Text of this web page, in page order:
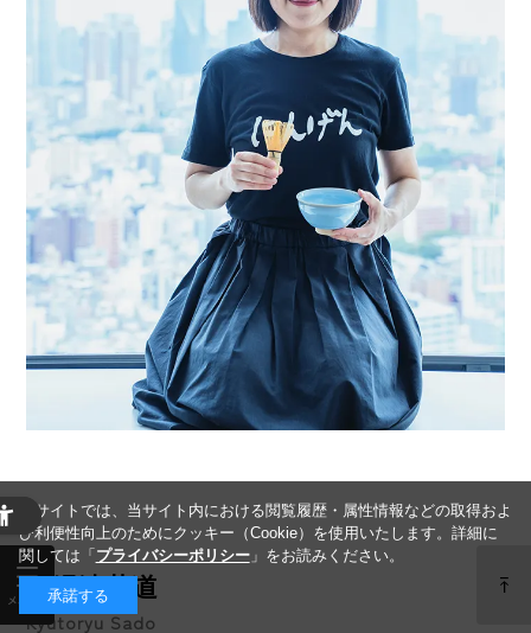
給湯流茶道
Kyutoryu Sado
当サイトでは、当サイト内における閲覧履歴・属性情報などの取得およ
び利便性向上のためにクッキー（Cookie）を使用いたします。詳細に
関しては「 プライバシーポリシー」をお読みください。
承諾する